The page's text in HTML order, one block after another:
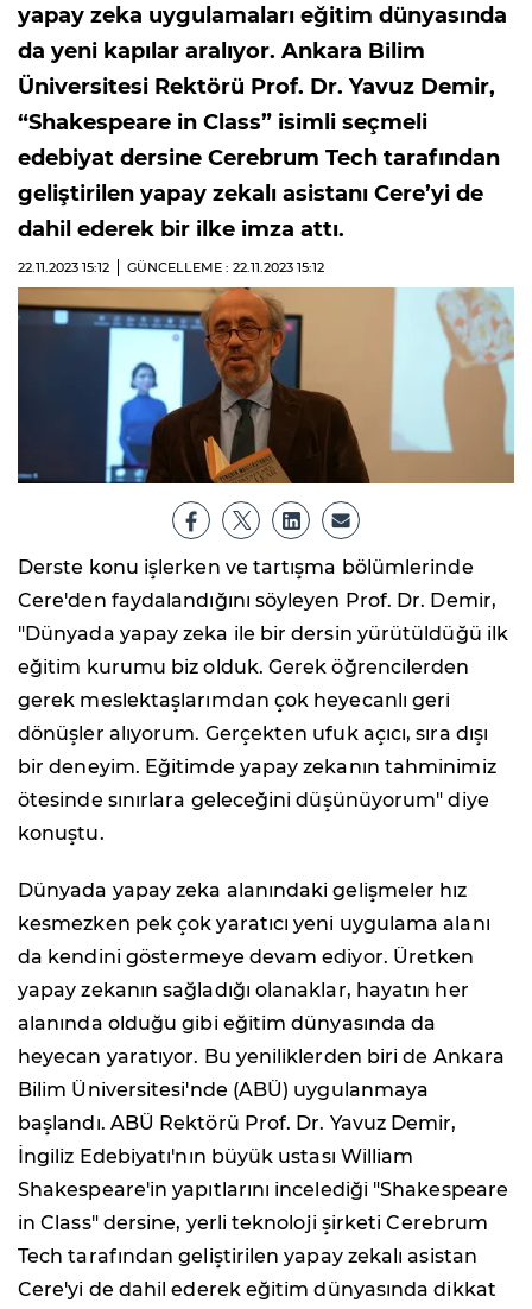
yapay zeka uygulamaları eğitim dünyasında
da yeni kapılar aralıyor. Ankara Bilim
Üniversitesi Rektörü Prof. Dr. Yavuz Demir,
“Shakespeare in Class” isimli seçmeli
edebiyat dersine Cerebrum Tech tarafından
geliştirilen yapay zekalı asistanı Cere’yi de
dahil ederek bir ilke imza attı.
22.11.2023 15:12 GÜNCELLEME : 22.11.2023 15:12
Derste konu işlerken ve tartışma bölümlerinde
Cere'den faydalandığını söyleyen Prof. Dr. Demir,
"Dünyada yapay zeka ile bir dersin yürütüldüğü ilk
eğitim kurumu biz olduk. Gerek öğrencilerden
gerek meslektaşlarımdan çok heyecanlı geri
dönüşler alıyorum. Gerçekten ufuk açıcı, sıra dışı
bir deneyim. Eğitimde yapay zekanın tahminimiz
ötesinde sınırlara geleceğini düşünüyorum" diye
konuştu.
Dünyada yapay zeka alanındaki gelişmeler hız
kesmezken pek çok yaratıcı yeni uygulama alanı
da kendini göstermeye devam ediyor. Üretken
yapay zekanın sağladığı olanaklar, hayatın her
alanında olduğu gibi eğitim dünyasında da
heyecan yaratıyor. Bu yeniliklerden biri de Ankara
Bilim Üniversitesi'nde (ABÜ) uygulanmaya
başlandı. ABÜ Rektörü Prof. Dr. Yavuz Demir,
İngiliz Edebiyatı'nın büyük ustası William
Shakespeare'in yapıtlarını incelediği "Shakespeare
in Class" dersine, yerli teknoloji şirketi Cerebrum
Tech tarafından geliştirilen yapay zekalı asistan
Cere'yi de dahil ederek eğitim dünyasında dikkat